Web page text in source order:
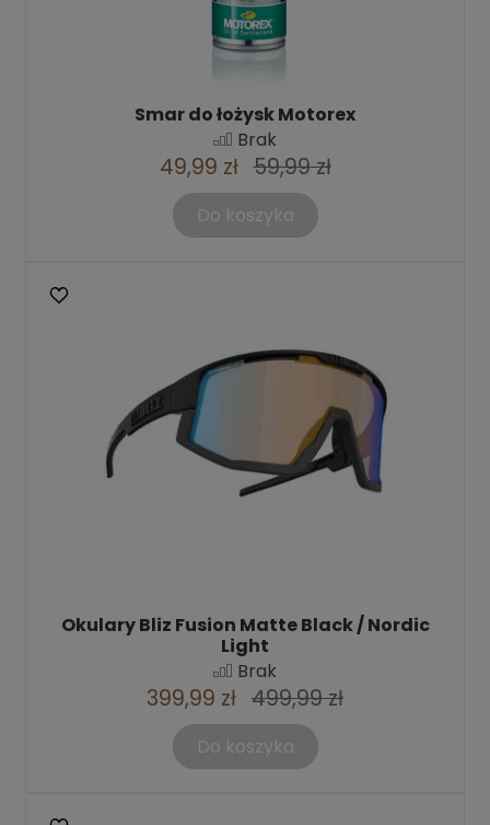
Smar do łożysk Motorex
Brak
49,99 zł 59,99 zł
Do koszyka
Okulary Bliz Fusion Matte Black / Nordic
Light
Brak
399,99 zł 499,99 zł
Do koszyka